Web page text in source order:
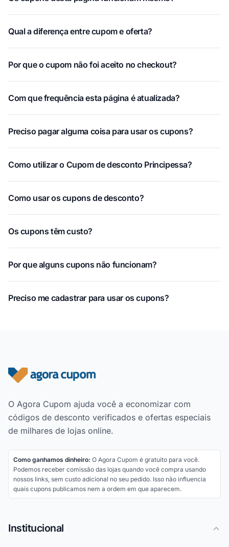
Qual a diferença entre cupom e oferta?
Por que o cupom não foi aceito no checkout?
Com que frequência esta página é atualizada?
Preciso pagar alguma coisa para usar os cupons?
Como utilizar o Cupom de desconto Principessa?
Como usar os cupons de desconto?
Os cupons têm custo?
Por que alguns cupons não funcionam?
Preciso me cadastrar para usar os cupons?
Rodapé do site
O Agora Cupom ajuda você a economizar com
códigos de desconto verificados e ofertas especiais
de milhares de lojas online.
Como ganhamos dinheiro: O Agora Cupom é gratuito para você.
Podemos receber comissão das lojas quando você compra usando
nossos links, sem custo adicional no seu pedido. Isso não influencia
quais cupons publicamos nem a ordem em que aparecem.
Institucional